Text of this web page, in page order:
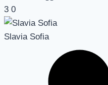
3 0
Slavia Sofia